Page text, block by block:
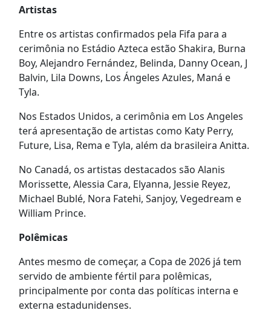
Artistas
Entre os artistas confirmados pela Fifa para a
cerimônia no Estádio Azteca estão Shakira, Burna
Boy, Alejandro Fernández, Belinda, Danny Ocean, J
Balvin, Lila Downs, Los Ángeles Azules, Maná e
Tyla.
Nos Estados Unidos, a cerimônia em Los Angeles
terá apresentação de artistas como Katy Perry,
Future, Lisa, Rema e Tyla, além da brasileira Anitta.
No Canadá, os artistas destacados são Alanis
Morissette, Alessia Cara, Elyanna, Jessie Reyez,
Michael Bublé, Nora Fatehi, Sanjoy, Vegedream e
William Prince.
Polêmicas
Antes mesmo de começar, a Copa de 2026 já tem
servido de ambiente fértil para polêmicas,
principalmente por conta das políticas interna e
externa estadunidenses.